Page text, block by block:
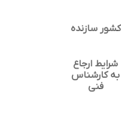
کشور سازنده
شرایط ارجاع
به کارشناس
فنی